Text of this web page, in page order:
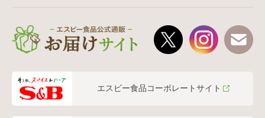
エスビー食品コーポレートサイト